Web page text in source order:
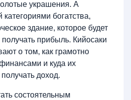
украшения. А
богатства,
здание, которое будет
прибыль. Кийосаки
о том, как грамотно
и куда их
доход.
состоятельным